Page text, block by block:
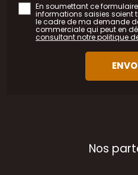
En soumettant ce
informations saisies soient
le cadre de ma demande
commerciale qui peut en
consultant notre politique
Nos